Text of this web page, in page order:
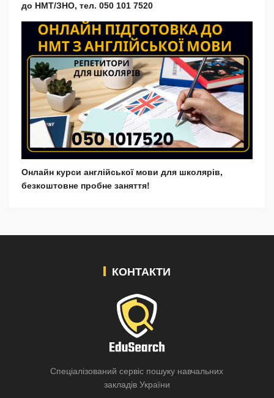
до НМТ/ЗНО, тел. 050 101 7520
Онлайн курси англійської мови для школярів,
безкоштовне пробне заняття!
КОНТАКТИ
Спеціалізований сервіс пошуку навчальних
закладів України